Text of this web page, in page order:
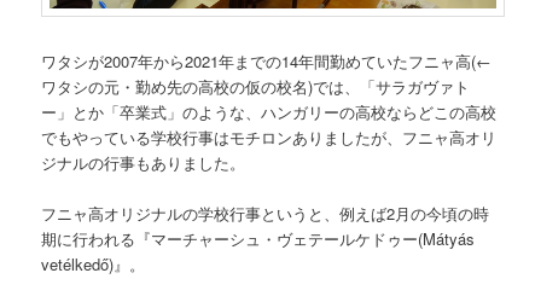
ワタシが2007年から2021年までの14年間勤めていたフニャ高(←
ワタシの元・勤め先の高校の仮の校名)では、「サラガヴァト
ー」とか「卒業式」のような、ハンガリーの高校ならどこの高校
でもやっている学校行事はモチロンありましたが、フニャ高オリ
ジナルの行事もありました。
フニャ高オリジナルの学校行事というと、例えば2月の今頃の時
期に行われる『マーチャーシュ・ヴェテールケドゥー(Mátyás
vetélkedő)』。